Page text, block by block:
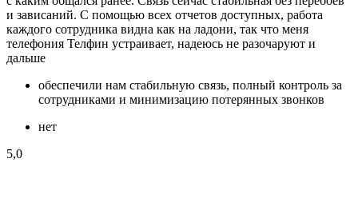
и зависаний. С помощью всех отчетов доступных, работа
каждого сотрудника видна как на ладони, так что меня
телефония Телфин устраивает, надеюсь не разочаруют и
дальше
обеспечили нам стабильную связь, полный контроль за
сотрудниками и минимизацию потерянных звонков
нет
5,0